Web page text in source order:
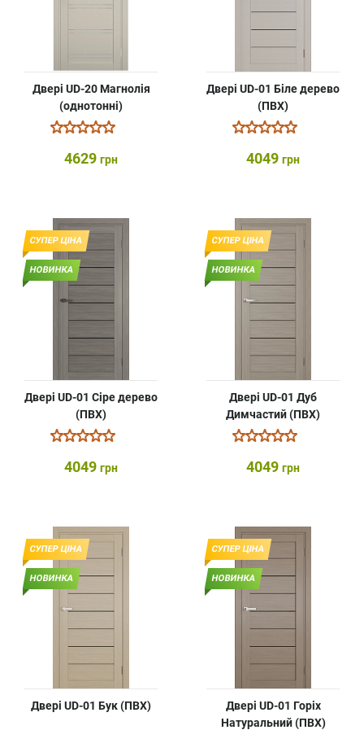
Двері UD-20 Магнолія
(однотонні)
4629 грн
Двері UD-01 Біле дерево
(ПВХ)
4049 грн
СУПЕР ЦІНА
НОВИНКА
Двері UD-01 Сіре дерево
(ПВХ)
4049 грн
СУПЕР ЦІНА
НОВИНКА
Двері UD-01 Дуб
Димчастий (ПВХ)
4049 грн
СУПЕР ЦІНА
НОВИНКА
Двері UD-01 Бук (ПВХ)
СУПЕР ЦІНА
НОВИНКА
Двері UD-01 Горіх
Натуральний (ПВХ)